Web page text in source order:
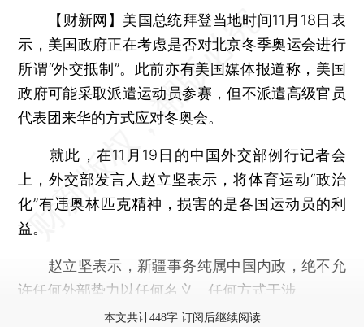
【财新网】 美国总统拜登当地时间11月18日表
示，美国政府正在考虑是否对北京冬季奥运会进行
所谓“外交抵制”。此前亦有美国媒体报道称，美国
政府可能采取派遣运动员参赛，但不派遣高级官员
代表团来华的方式应对冬奥会。
就此，在11月19日的中国外交部例行记者会
上，外交部发言人赵立坚表示，将体育运动“政治
化”有违奥林匹克精神，损害的是各国运动员的利
益。
赵立坚表示，新疆事务纯属中国内政，绝不允
许任何外部势力以任何名义、任何方式干涉。
本文共计448字 订阅后继续阅读